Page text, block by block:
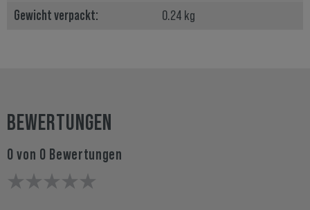
Gewicht verpackt: 0.24 kg
BEWERTUNGEN
0 von 0 Bewertungen